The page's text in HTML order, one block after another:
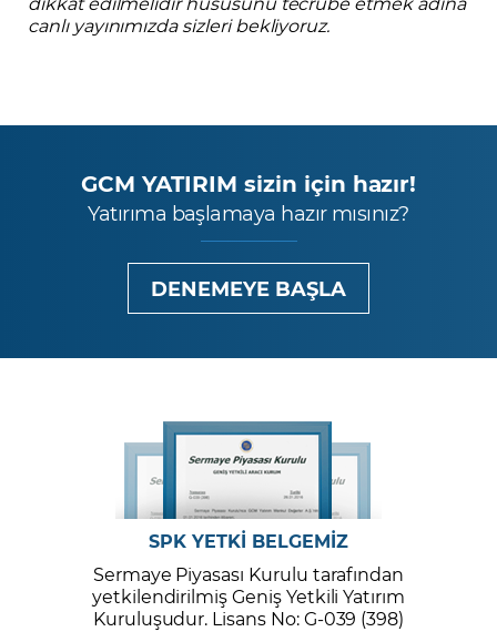
canlı yayınımızda sizleri bekliyoruz.
GCM YATIRIM sizin için hazır!
Yatırıma başlamaya hazır mısınız?
DENEMEYE BAŞLA
SPK YETKİ BELGEMİZ
Sermaye Piyasası Kurulu tarafından
yetkilendirilmiş Geniş Yetkili Yatırım
Kuruluşudur. Lisans No: G-039 (398)